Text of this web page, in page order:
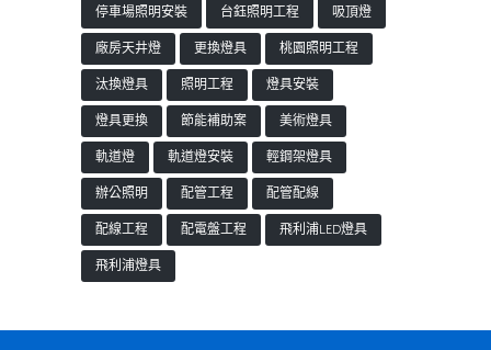
停車場照明安裝
台鈺照明工程
吸頂燈
廠房天井燈
更換燈具
桃園照明工程
汰換燈具
照明工程
燈具安裝
燈具更換
節能補助案
美術燈具
軌道燈
軌道燈安裝
輕鋼架燈具
辦公照明
配管工程
配管配線
配線工程
配電盤工程
飛利浦LED燈具
飛利浦燈具